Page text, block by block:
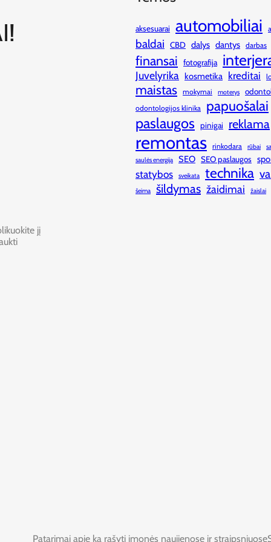
jį
aksesuarai automobiliai
baldai CBD dalys dantys darbas
finansai fotografija
Juvelyrika kosmetika kreditai
maistas mokymai moterys
odontologijos klinika papuošalai
paslaugos pinigai reklama
remontas rinkodara rūbai
saulės energija
SEO SEO paslaugos
statybos sveikata technika
šeima šildymas žaidimai žaislai
Patarimai apie ką rašyti įmonės naujienose ir straipsniuose